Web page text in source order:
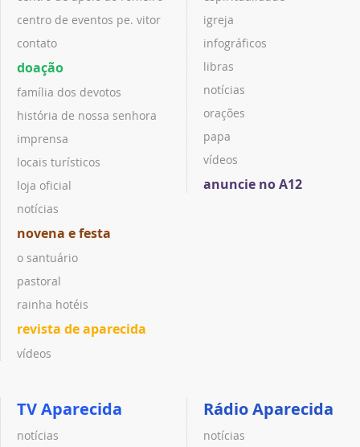
centro de eventos pe. vitor
contato
doação
família dos devotos
história de nossa senhora
imprensa
locais turísticos
loja oficial
notícias
novena e festa
o santuário
pastoral
rainha hotéis
revista de aparecida
vídeos
igreja
infográficos
libras
notícias
orações
papa
vídeos
anuncie no A12
TV Aparecida
notícias
Rádio Aparecida
notícias